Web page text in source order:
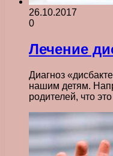
26.10.2017
0
Лечение
Диагноз
нашим детям.
родителей, что